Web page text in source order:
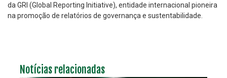
da GRI (Global Reporting Initiative), entidade internacional pioneira
na promoção de relatórios de governança e sustentabilidade.
Notícias relacionadas